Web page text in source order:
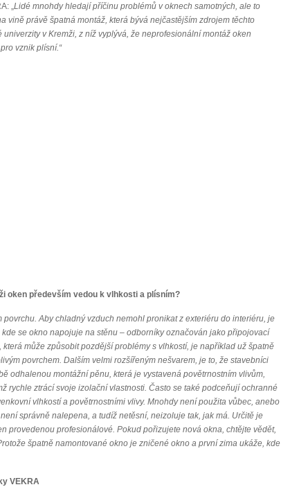
„Lidé mnohdy hledají příčinu problémů v oknech samotných, ale to
vině právě špatná montáž, která bývá nejčastějším zdrojem těchto
v Kremži, z níž vyplývá, že neprofesionální montáž oken
vznik plísní.“
oken především vedou k vlhkosti a plísním?
Aby chladný vzduch nemohl pronikat z exteriéru do interiéru, je
se okno napojuje na stěnu – odborníky označován jako připojovací
může způsobit pozdější problémy s vlhkostí, je například už špatně
povrchem. Dalším velmi rozšířeným nešvarem, je to, že stavebníci
odhalenou montážní pěnu, která je vystavená povětrnostním vlivům,
rychle ztrácí svoje izolační vlastnosti. Často se také podceňují ochranné
vlhkostí a povětrnostními vlivy. Mnohdy není použita vůbec, anebo
správně nalepena, a tudíž netěsní, neizoluje tak, jak má. Určitě je
provedenou profesionálové. Pokud pořizujete nová okna, chtějte vědět,
špatně namontované okno je zničené okno a první zima ukáže, kde
VEKRA